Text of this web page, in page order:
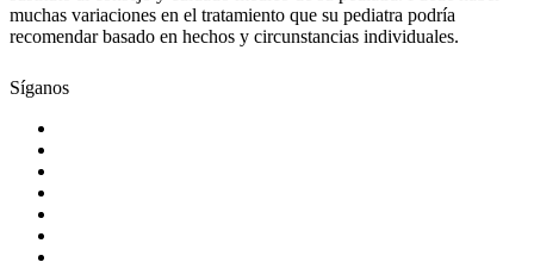
muchas variaciones en el tratamiento que su pediatra podría
recomendar basado en hechos y circunstancias individuales.
Síganos